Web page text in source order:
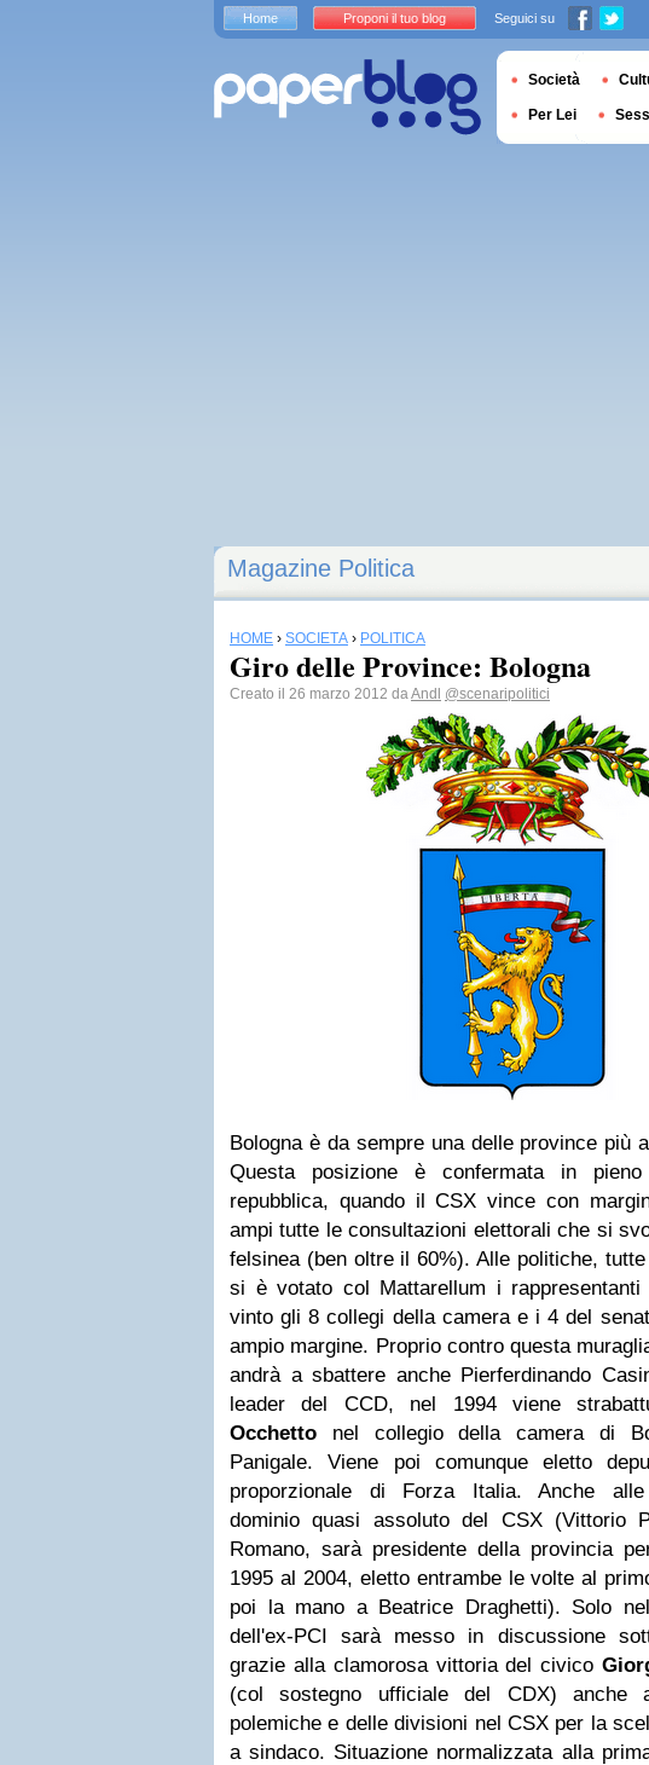
Magazine Politica
HOME › SOCIETÀ › POLITICA
Giro delle Province: Bologna
Creato il 26 marzo 2012 daAndl @scenaripolitici
Bologna è da sempre una delle province più
Questa posizione è confermata in
repubblica, quando il CSX vince con
ampi tutte le consultazioni elettorali che si
felsinea (ben oltre il 60%). Alle politiche,
si è votato col Mattarellum i rappresentanti
vinto gli 8 collegi della camera e i 4 del
ampio margine. Proprio contro questa
andrà a sbattere anche Pierferdinando
leader del CCD, nel 1994 viene
Occhetto nel collegio della camera di
Panigale.Viene poi comunque eletto
proporzionale di Forza Italia.
Anche alle
dominio quasi assoluto del CSX (Vittorio
Romano, sarà presidente della provincia
1995 al 2004, eletto entrambe le volte al
poi la mano a Beatrice Draghetti). Solo
dell'ex-PCI sarà messo in discussione
grazie alla clamorosa vittoria del civico
(col sostegno ufficiale del CDX) anche
polemiche e delle divisioni nel CSX per la
a sindaco. Situazione normalizzata alla
Home Proponi il tuo blog Seguici su
Società
Per Lei